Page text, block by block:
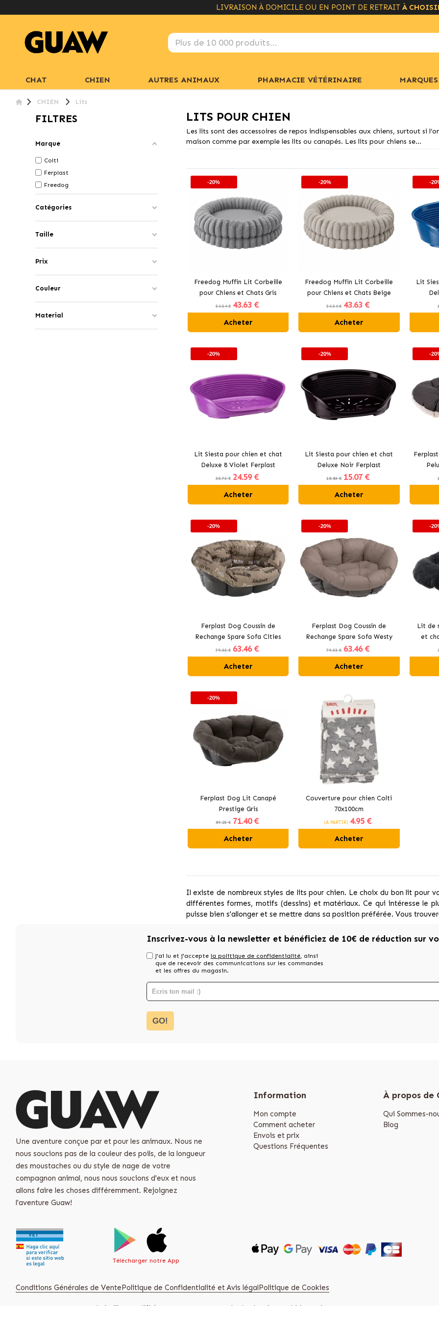
LIVRAISON GRATUITE À PARTIR DE 49€+ INFO
CHAT CHIEN AUTRES ANIMAUX PHARMACIE VÉTÉRINAIRE MARQUES
CHIEN Lits
FILTRES
Marque
Colti
Ferplast
Freedog
Catégories
Taille
Prix
Couleur
Material
LITS POUR CHIEN
Les lits sont des accessoires de repos indispensables aux chiens, surtout si
maison comme par exemple les lits ou canapés. Les lits pour chiens se...
-20%
Freedog Muffin Lit Corbeille
pour Chiens et Chats Gris
54.54 € 43.63 €
Acheter
-20%
Freedog Muffin Lit Corbeille
pour Chiens et Chats Beige
54.54 € 43.63 €
Acheter
-
Lit
-20%
Lit Siesta pour chien et chat
Deluxe 8 Violet Ferplast
30.73 € 24.59 €
Acheter
-20%
Lit Siesta pour chien et chat
Deluxe Noir Ferplast
18.83 € 15.07 €
Acheter
-
-20%
Ferplast Dog Coussin de
Rechange Spare Sofa Cities
79.33 € 63.46 €
Acheter
-20%
Ferplast Dog Coussin de
Rechange Spare Sofa Westy
Assorti
79.33 € 63.46 €
Acheter
-
Lit de
et
-20%
Ferplast Dog Lit Canapé
Prestige Gris
89.25 € 71.40 €
Acheter
Couverture pour chien Colti
70x100cm
(À PARTIR) 4.95 €
Acheter
Il existe de nombreux styles de lits pour chien. Le choix du bon lit pour
différentes formes, motifs (dessins) et matériaux. Ce qui intéresse le
puisse bien s'allonger et se mettre dans sa position préférée. Vous
Inscrivez-vous à la newsletter et bénéficiez de 10€ de réduction sur
J'ai lu et j'accepte la politique de confidentialité, ainsi
que de recevoir des communications sur les commandes
et les offres du magasin.
GO!
Une aventure conçue par et pour les animaux. Nous ne
nous soucions pas de la couleur des poils, de la longueur
des moustaches ou du style de nage de votre
compagnon animal, nous nous soucions d'eux et nous
allons faire les choses différemment. Rejoignez
l'aventure Guaw!
Information
Mon compte
Comment acheter
Envois et prix
Questions Fréquentes
À propos de
Qui Sommes-
Blog
Télécharger notre App
Conditions Générales de VentePolitique de Confidentialité et Avis légalPolitique de Cookies
Guaw S.L. B42793976, C/ Virgilio 25 Edificio Ayessa, 28223 Pozuelo de Alarcón, Madrid. (Spain)